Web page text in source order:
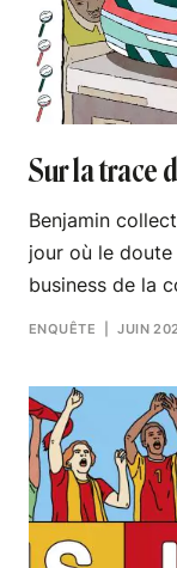
Sur la trace
Benjamin
jour où le doute
business de la
ENQUÊTE | JUIN